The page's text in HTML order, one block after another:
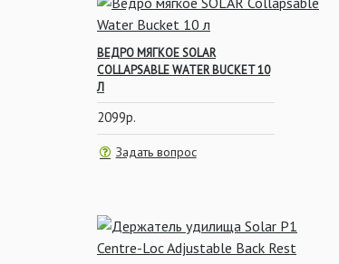
Всё для оснасток
Держатели удилищ
ВЕДРО МЯГКОЕ SOLAR
COLLAPSABLE WATER BUCKET 10
Л
2099р.
Задать вопрос